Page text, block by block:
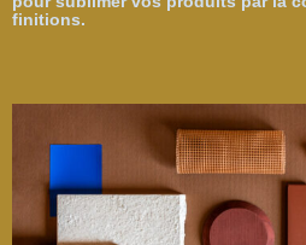
finitions.